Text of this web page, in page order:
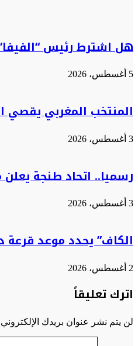
هل اشترط رئيس
5 أغسطس، 2026
المنتخب المغربي يقصي
3 أغسطس، 2026
رسميا.. اتحاد طنجة
3 أغسطس، 2026
الكاف” يحدد موعد قرعة
2 أغسطس، 2026
اترك تعليقاً
لن يتم نشر عنوان بريدك